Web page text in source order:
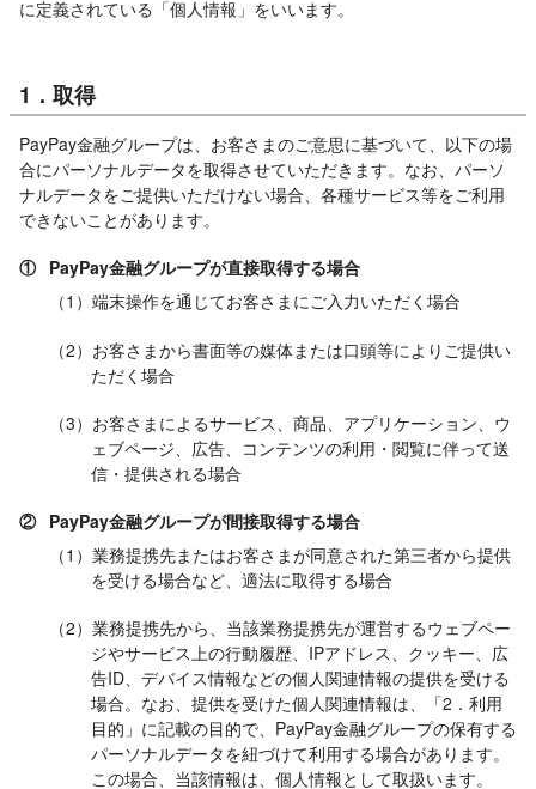
に定義されている「個人情報」をいいます。
1．取得
PayPay金融グループは、お客さまのご意思に基づいて、以下の場
合にパーソナルデータを取得させていただきます。なお、パーソ
ナルデータをご提供いただけない場合、各種サービス等をご利用
できないことがあります。
① PayPay金融グループが直接取得する場合
（1）端末操作を通じてお客さまにご入力いただく場合
（2）お客さまから書面等の媒体または口頭等によりご提供い
ただく場合
（3）お客さまによるサービス、商品、アプリケーション、ウ
ェブページ、広告、コンテンツの利用・閲覧に伴って送
信・提供される場合
② PayPay金融グループが間接取得する場合
（1）業務提携先またはお客さまが同意された第三者から提供
を受ける場合など、適法に取得する場合
（2）業務提携先から、当該業務提携先が運営するウェブペー
ジやサービス上の行動履歴、IPアドレス、クッキー、広
告ID、デバイス情報などの個人関連情報の提供を受ける
場合。なお、提供を受けた個人関連情報は、「2．利用
目的」に記載の目的で、PayPay金融グループの保有する
パーソナルデータを紐づけて利用する場合があります。
この場合、当該情報は、個人情報として取扱います。